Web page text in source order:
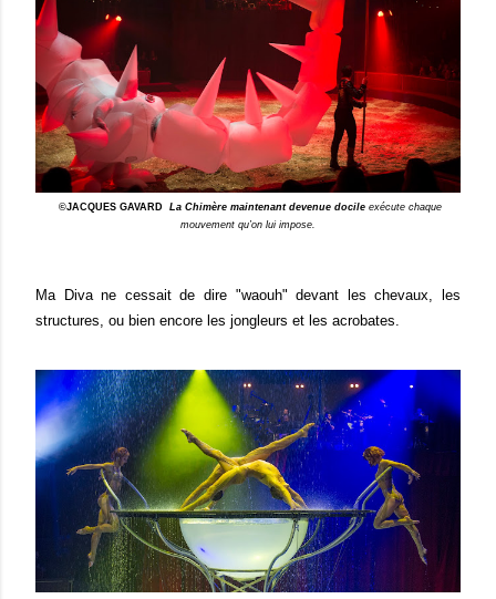
©JACQUES GAVARD La Chimère maintenant devenue docile exécute chaque
mouvement qu’on lui impose.
Ma Diva ne cessait de dire "waouh" devant les chevaux, les
structures, ou bien encore les jongleurs et les acrobates.